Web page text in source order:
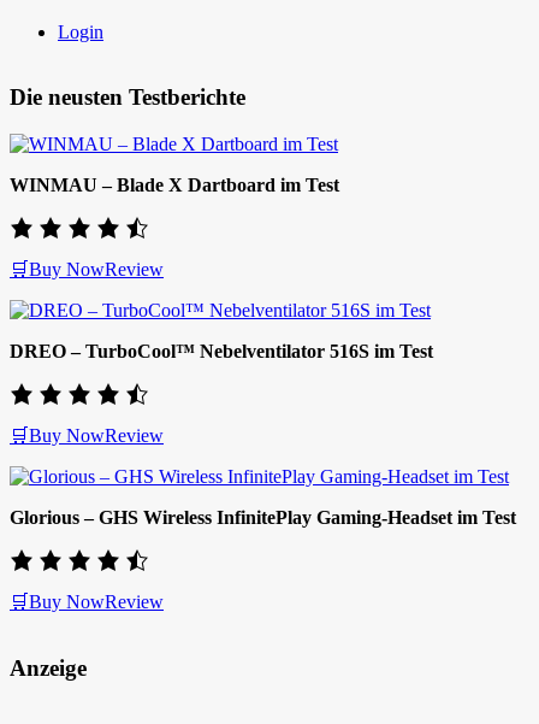
Login
Die neusten Testberichte
WINMAU – Blade X Dartboard im Test
🛒Buy NowReview
DREO – TurboCool™ Nebelventilator 516S im Test
🛒Buy NowReview
Glorious – GHS Wireless InfinitePlay Gaming-Headset im Test
🛒Buy NowReview
Anzeige